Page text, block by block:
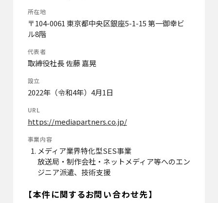
所在地
〒104-0061 東京都中央区銀座5-1-15 第一御幸ビ
ル8階
代表者
取締役社長 佐藤 嘉晃
設立
2022年（令和4年）4月1日
URL
https://mediapartners.co.jp/
事業内容
メディア業界特化型SES事業
放送局・制作会社・ネットメディア等へのエン
ジニア派遣、技術支援
【本件に関するお問い合わせ先】